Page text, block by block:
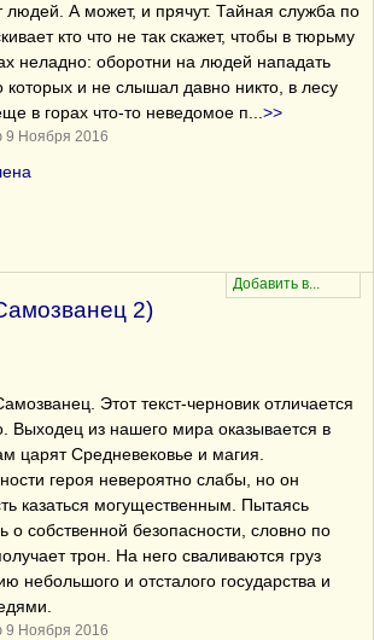
людей. А может, и прячут. Тайная служба по
кто что не так скажет, чтобы в тюрьму
неладно: оборотни на людей нападать
и не слышал давно никто, в лесу
в горах что-то неведомое п
>>
9 Ноября 2016
2)
Этот текст-черновик отличается
Выходец из нашего мира оказывается в
царят Средневековье и магия.
героя невероятно слабы, но он
казаться могущественным. Пытаясь
о собственной безопасности, словно по
трон. На него сваливаются груз
небольшого и отсталого государства и
9 Ноября 2016